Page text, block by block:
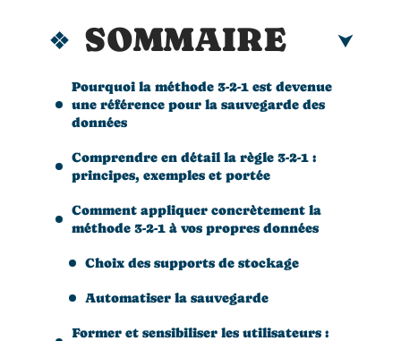
SOMMAIRE
Pourquoi la méthode 3-2-1 est devenue
une référence pour la sauvegarde des
données
Comprendre en détail la règle 3-2-1 :
principes, exemples et portée
Comment appliquer concrètement la
méthode 3-2-1 à vos propres données
Choix des supports de stockage
Automatiser la sauvegarde
Former et sensibiliser les utilisateurs :